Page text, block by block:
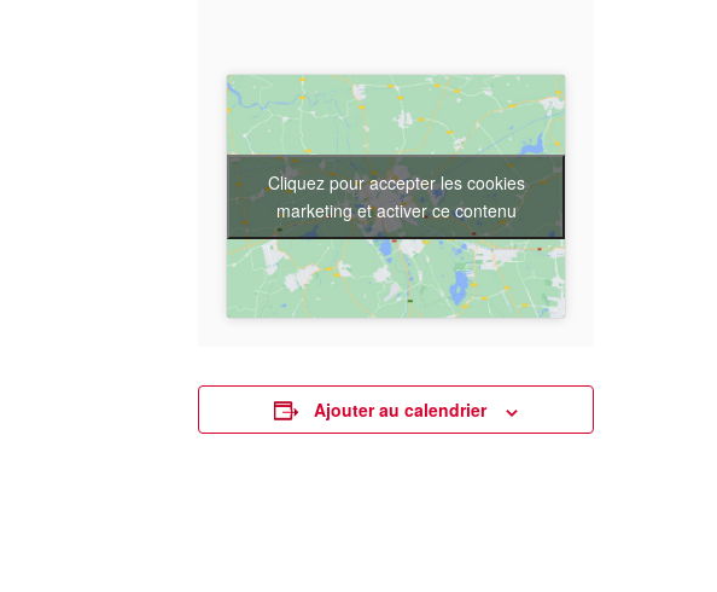
Cliquez pour accepter les cookies
marketing et activer ce contenu
Ajouter au calendrier